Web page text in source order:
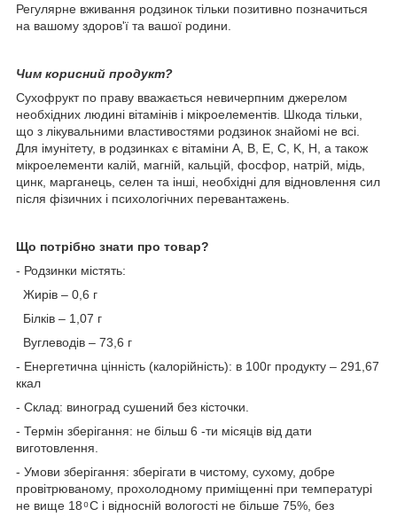
Регулярне вживання родзинок тільки позитивно позначиться
на вашому здоров'ї та вашої родини.
Чим корисний продукт?
Сухофрукт по праву вважається невичерпним джерелом
необхідних людині вітамінів і мікроелементів. Шкода тільки,
що з лікувальними властивостями родзинок знайомі не всі.
Для імунітету, в родзинках є вітаміни A, В, E, C, K, H, а також
мікроелементи калій, магній, кальцій, фосфор, натрій, мідь,
цинк, марганець, селен та інші, необхідні для відновлення сил
після фізичних і психологічних перевантажень.
Що потрібно знати про товар?
- Родзинки містять:
Жирів – 0,6 г
Білків – 1,07 г
Вуглеводів – 73,6 г
- Енергетична цінність (калорійність): в 100г продукту – 291,67
ккал
- Склад: виноград сушений без кісточки.
- Термін зберігання: не більш 6 -ти місяців від дати
виготовлення.
- Умови зберігання: зберігати в чистому, сухому, добре
провітрюваному, прохолодному приміщенні при температурі
не вище 18 ͦ С і відносній вологості не більше 75%, без